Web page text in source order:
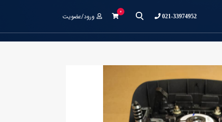
ورود/عضویت
0
021-33974952